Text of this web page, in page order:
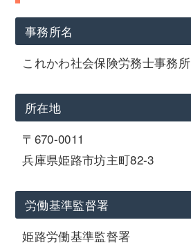
事務所名
これかわ社会保険労務士事務所
所在地
〒670-0011
兵庫県姫路市坊主町82-3
労働基準監督署
姫路労働基準監督署